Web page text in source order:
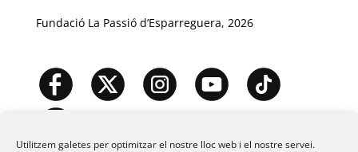
Utilitzem galetes per optimitzar el nostre lloc web i el nostre servei.
Fundació La Passió d’Esparreguera, 2026